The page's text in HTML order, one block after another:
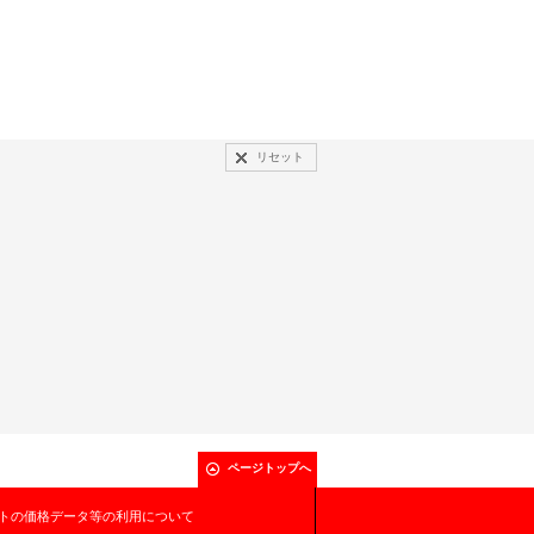
リセット
ページトップへ
の価格データ等の利用について